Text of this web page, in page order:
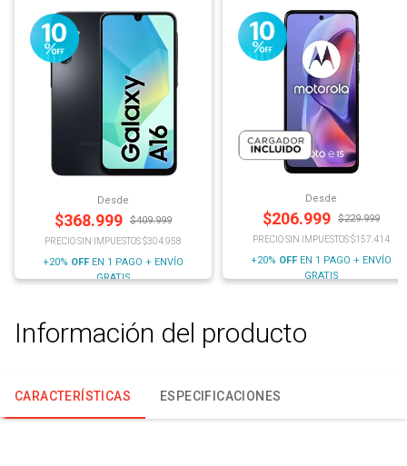
Desde
$368.999 $409.999
PRECIO SIN IMPUESTOS $304.958
+20% OFF EN 1 PAGO + ENVÍO
GRATIS
Desde
$206.999 $229.999
PRECIO SIN IMPUESTOS $157.414
+20% OFF EN 1 PAGO + ENVÍO
GRATIS
Información del producto
CARACTERÍSTICAS ESPECIFICACIONES